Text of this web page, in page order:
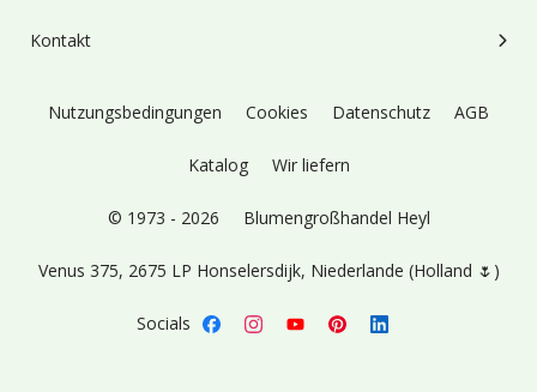
Kontakt
Nutzungsbedingungen Cookies Datenschutz AGB
Katalog Wir liefern
© 1973 - 2026 Blumengroßhandel Heyl
Venus 375, 2675 LP Honselersdijk, Niederlande (Holland 🌷)
Socials